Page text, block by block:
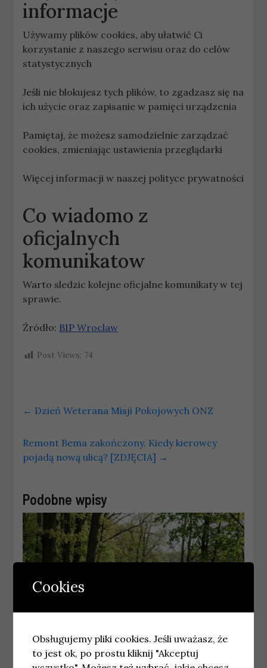
informacje
Używamy plików cookies, aby ułatwić Ci
korzystanie z naszego serwisu oraz do celów
statystycznych
Jeśli nie blokujesz tych plików, to zgadzasz się na
ich użycie oraz zapisanie w pamięci urządzenia
Pamiętaj, że możesz samodzielnie zarządzać
cookies, zmieniając ustawienia przeglądarki
Więcej informacji w naszej polityce prywatności
Co wiadomo z
oficjalnych
komunikatow
Warto sledzic kolejne oficjalne komunikaty w tej
sprawie.
Źródło: BIP Wroclaw
Post Views: 74
← Dzień Weterana Misji Pokojowych ONZ
Remont Bema zakończony. Kiedy kierowcy
pojadą nową ulicą? [ZDJĘCIA] →
Podobne wpisy
WROCŁAW
Cookies
Obsługujemy pliki cookies. Jeśli uważasz, że
to jest ok, po prostu kliknij "Akceptuj